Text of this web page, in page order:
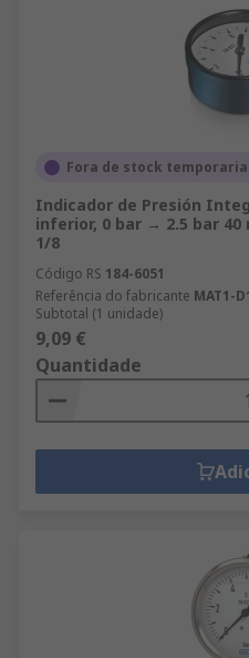
Fora de stock
Indicador de Presión
inferior, 0 bar → 2.5 bar 40
1/8
Código RS 184-6051
Referência do fabricante MAT1-
Subtotal (1 unidade)
9,09 €
Quantidade